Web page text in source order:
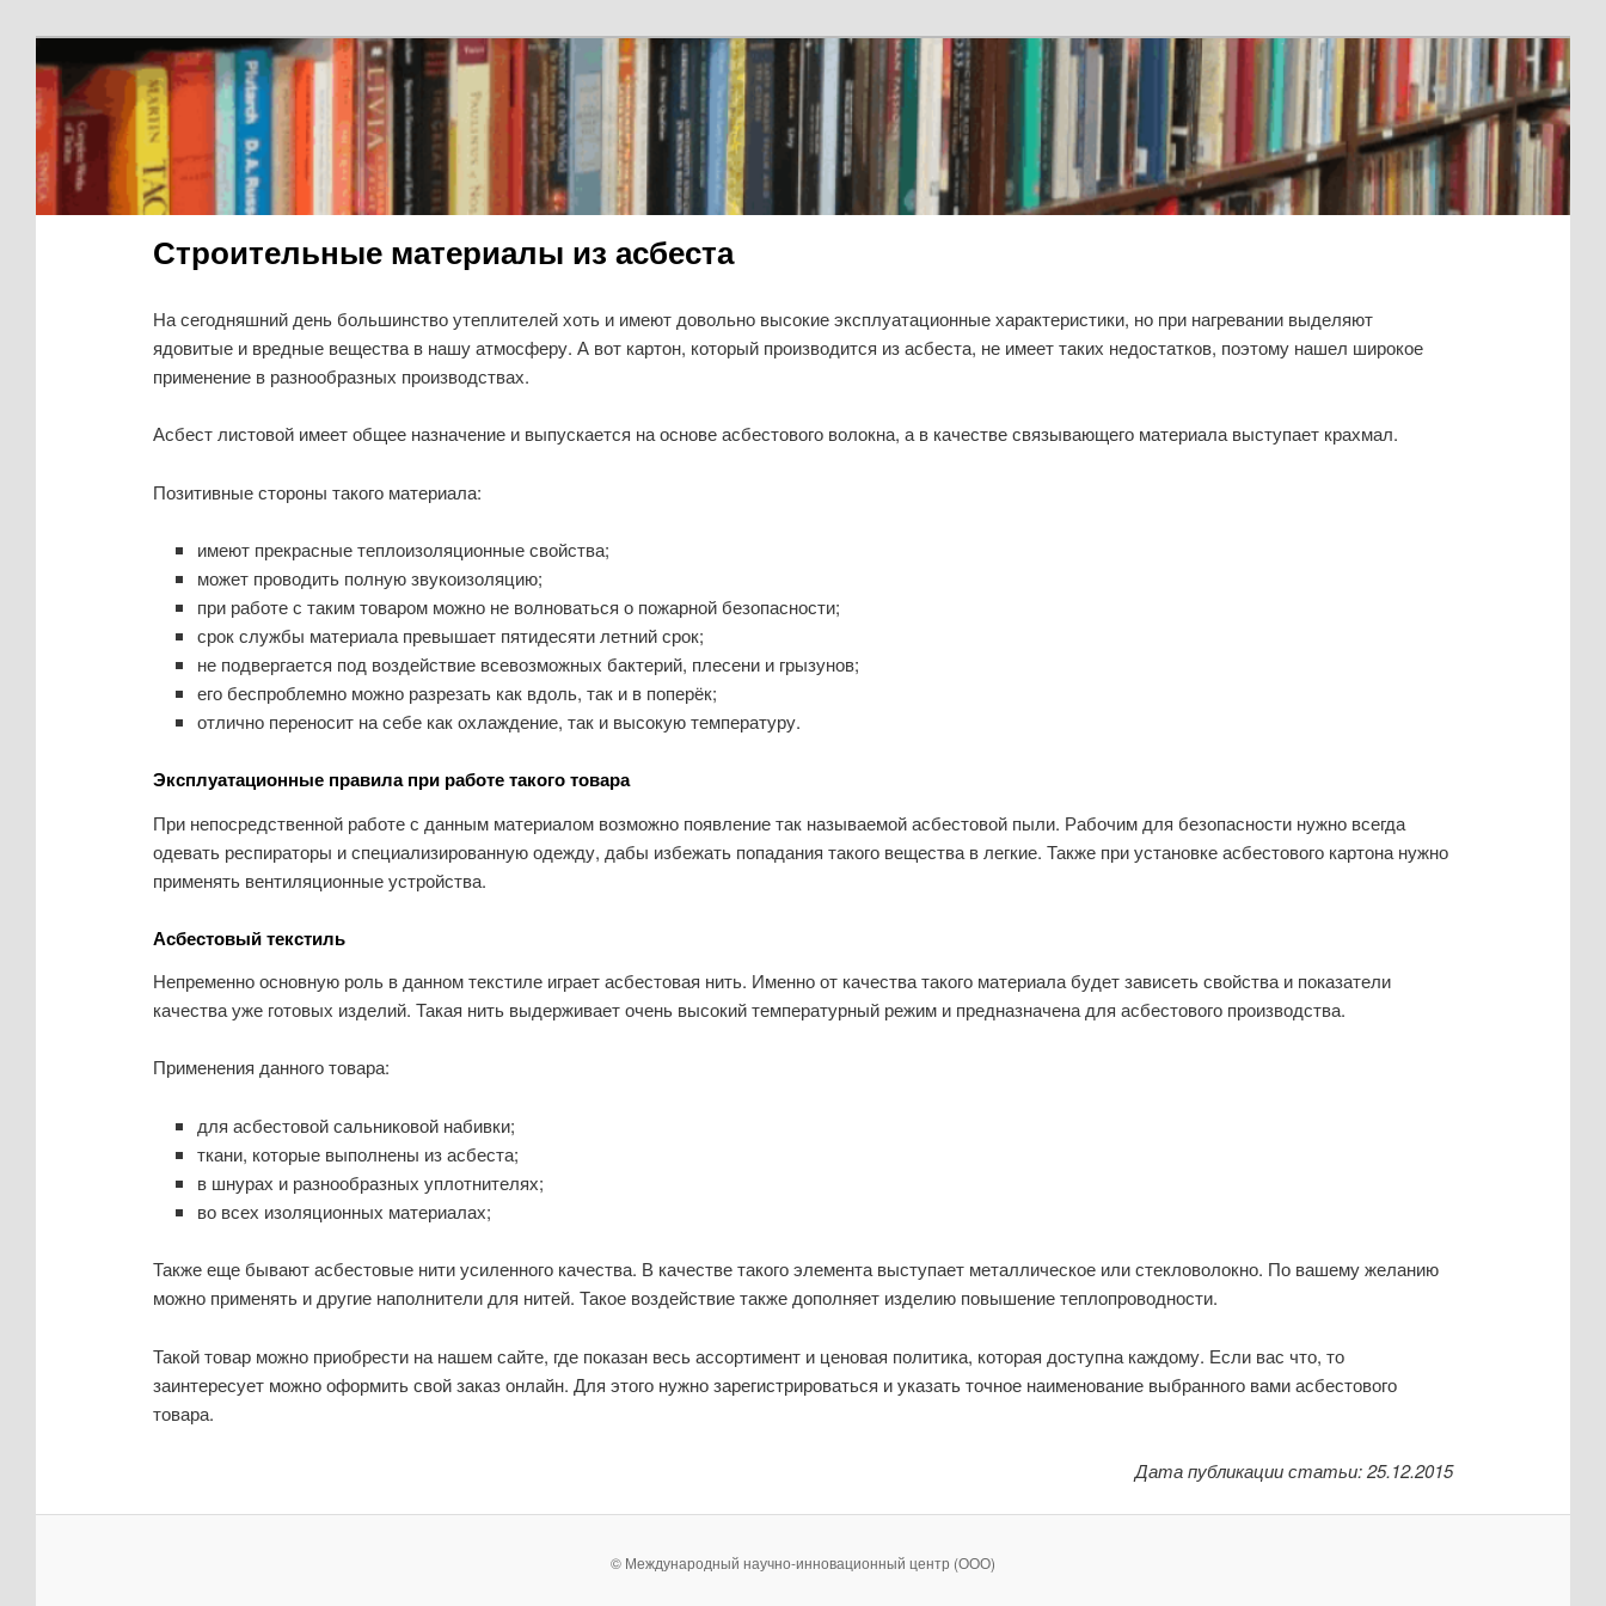
Строительные материалы из асбеста
На сегодняшний день большинство утеплителей хоть и имеют довольно высокие эксплуатационные характеристики, но при нагревании выделяют
ядовитые и вредные вещества в нашу атмосферу. А вот картон, который производится из асбеста, не имеет таких недостатков, поэтому нашел широкое
применение в разнообразных производствах.
Асбест листовой имеет общее назначение и выпускается на основе асбестового волокна, а в качестве связывающего материала выступает крахмал.
Позитивные стороны такого материала:
имеют прекрасные теплоизоляционные свойства;
может проводить полную звукоизоляцию;
при работе с таким товаром можно не волноваться о пожарной безопасности;
срок службы материала превышает пятидесяти летний срок;
не подвергается под воздействие всевозможных бактерий, плесени и грызунов;
его беспроблемно можно разрезать как вдоль, так и в поперёк;
отлично переносит на себе как охлаждение, так и высокую температуру.
Эксплуатационные правила при работе такого товара
При непосредственной работе с данным материалом возможно появление так называемой асбестовой пыли. Рабочим для безопасности нужно всегда
одевать респираторы и специализированную одежду, дабы избежать попадания такого вещества в легкие. Также при установке асбестового картона нужно
применять вентиляционные устройства.
Асбестовый текстиль
Непременно основную роль в данном текстиле играет асбестовая нить. Именно от качества такого материала будет зависеть свойства и показатели
качества уже готовых изделий. Такая нить выдерживает очень высокий температурный режим и предназначена для асбестового производства.
Применения данного товара:
для асбестовой сальниковой набивки;
ткани, которые выполнены из асбеста;
в шнурах и разнообразных уплотнителях;
во всех изоляционных материалах;
Также еще бывают асбестовые нити усиленного качества. В качестве такого элемента выступает металлическое или стекловолокно. По вашему желанию
можно применять и другие наполнители для нитей. Такое воздействие также дополняет изделию повышение теплопроводности.
Такой товар можно приобрести на нашем сайте, где показан весь ассортимент и ценовая политика, которая доступна каждому. Если вас что, то
заинтересует можно оформить свой заказ онлайн. Для этого нужно зарегистрироваться и указать точное наименование выбранного вами асбестового
товара.
Дата публикации статьи: 25.12.2015
© Международный научно-инновационный центр (ООО)